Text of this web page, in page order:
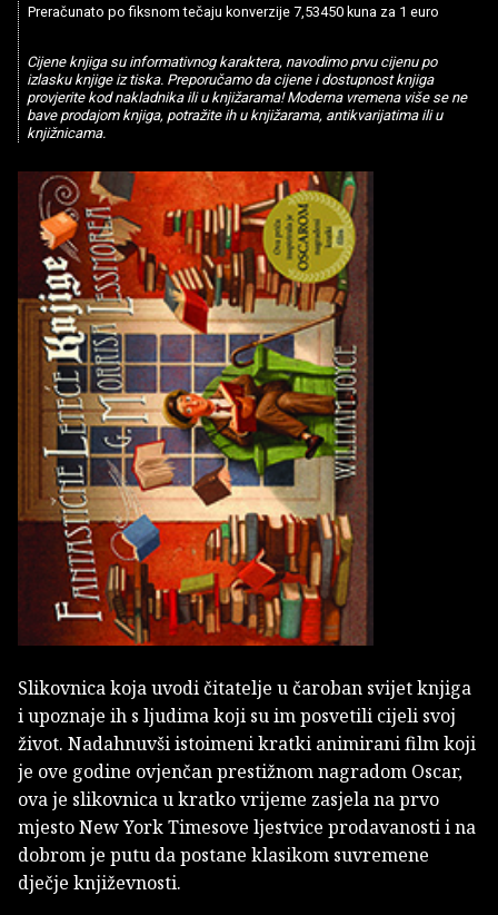
Preračunato po fiksnom tečaju konverzije 7,53450 kuna za 1 euro
Cijene knjiga su informativnog karaktera, navodimo prvu cijenu po
izlasku knjige iz tiska. Preporučamo da cijene i dostupnost knjiga
provjerite kod nakladnika ili u knjižarama! Moderna vremena više se ne
bave prodajom knjiga, potražite ih u knjižarama, antikvarijatima ili u
knjižnicama.
Slikovnica koja uvodi čitatelje u čaroban svijet knjiga
i upoznaje ih s ljudima koji su im posvetili cijeli svoj
život. Nadahnuvši istoimeni kratki animirani film koji
je ove godine ovjenčan prestižnom nagradom Oscar,
ova je slikovnica u kratko vrijeme zasjela na prvo
mjesto New York Timesove ljestvice prodavanosti i na
dobrom je putu da postane klasikom suvremene
dječje književnosti.